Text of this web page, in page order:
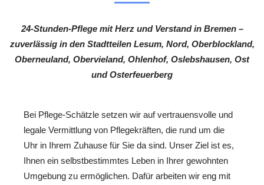
24-Stunden-Pflege mit Herz und Verstand in Bremen –
zuverlässig in den Stadtteilen Lesum, Nord, Oberblockland,
Oberneuland, Obervieland, Ohlenhof, Oslebshausen, Ost
und Osterfeuerberg
Bei Pflege-Schätzle setzen wir auf vertrauensvolle und
legale Vermittlung von Pflegekräften, die rund um die
Uhr in Ihrem Zuhause für Sie da sind. Unser Ziel ist es,
Ihnen ein selbstbestimmtes Leben in Ihrer gewohnten
Umgebung zu ermöglichen. Dafür arbeiten wir eng mit